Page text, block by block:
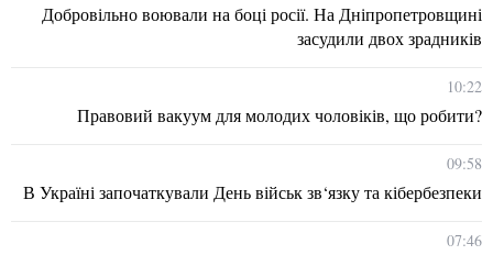
Добровільно воювали на боці росії. На Дніпропетровщині
засудили двох зрадників
10:22
Правовий вакуум для молодих чоловіків, що робити?
09:58
В Україні започаткували День військ зв‘язку та кібербезпеки
07:46